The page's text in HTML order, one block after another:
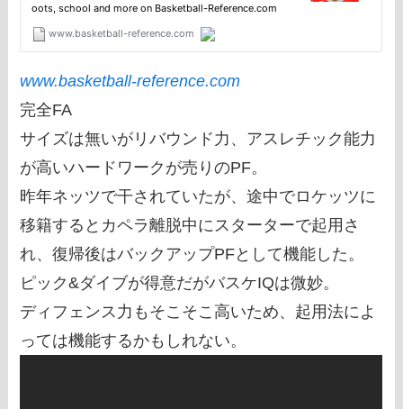
www.basketball-reference.com
完全FA
サイズは無いがリバウンド力、アスレチック能力
が高いハードワークが売りのPF。
昨年ネッツで干されていたが、途中でロケッツに
移籍するとカペラ離脱中にスターターで起用さ
れ、復帰後はバックアップPFとして機能した。
ピック&ダイブが得意だがバスケIQは微妙。
ディフェンス力もそこそこ高いため、起用法によ
っては機能するかもしれない。